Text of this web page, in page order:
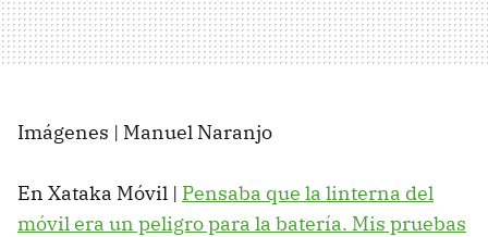
Imágenes | Manuel Naranjo
En Xataka Móvil | Pensaba que la linterna del
móvil era un peligro para la batería. Mis pruebas